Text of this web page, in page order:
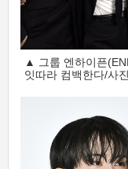
▲ 그룹 엔하이픈
잇따라 컴백한다/사